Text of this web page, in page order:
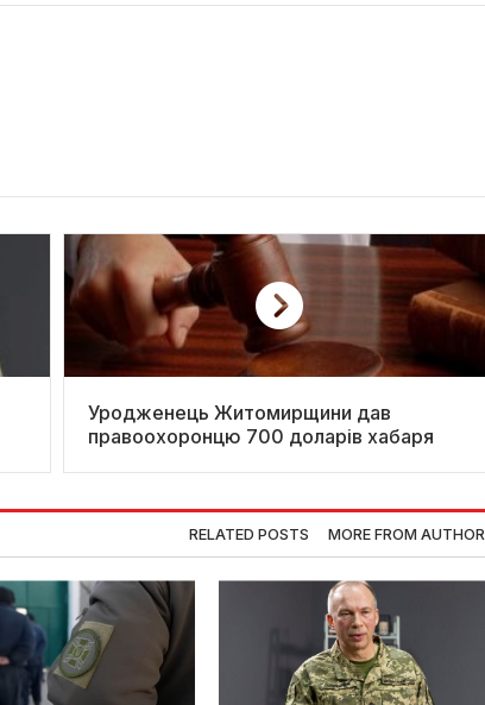
Уродженець Житомирщини дав
правоохоронцю 700 доларів хабаря
RELATED POSTS MORE FROM AUTHOR